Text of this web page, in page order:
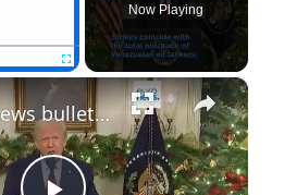
Fullscreen
Now Playing
×
Latest news bulletin | December 20th, 2025 – Morning